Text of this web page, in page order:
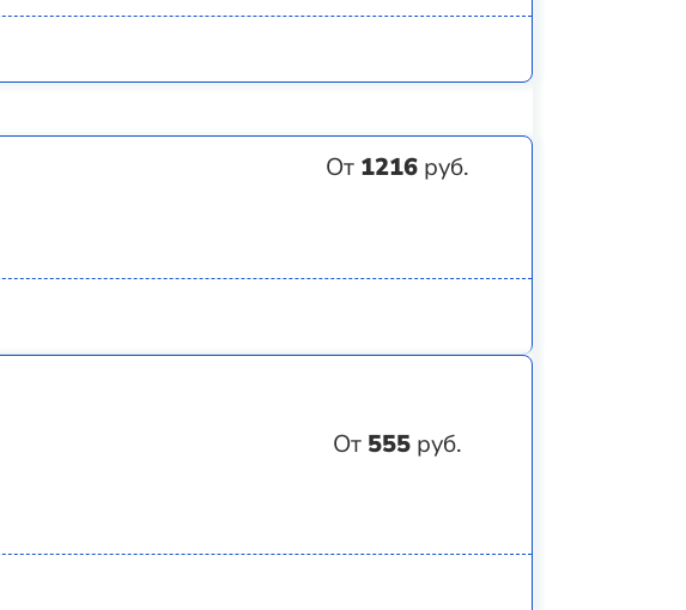
От 1216 руб.
От 555 руб.